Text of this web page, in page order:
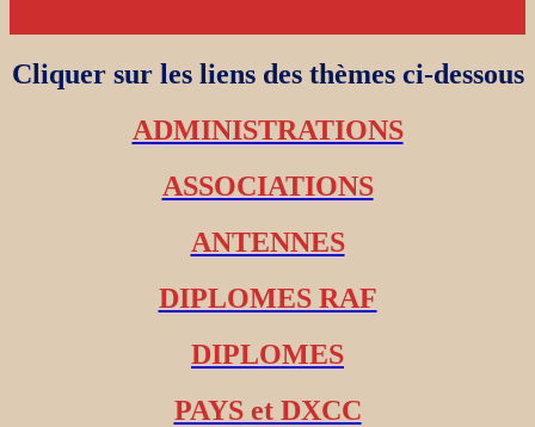
Cliquer sur les liens des thèmes ci-dessous
ADMINISTRATIONS
ASSOCIATIONS
ANTENNES
DIPLOMES RAF
DIPLOMES
PAYS et DXCC